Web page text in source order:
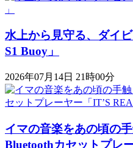
水上から見守る、ダイ
S1 Buoy​​」
2026年07月14日 21時00分
イマの音楽をあの頃の
Bluetoothカセットプレ